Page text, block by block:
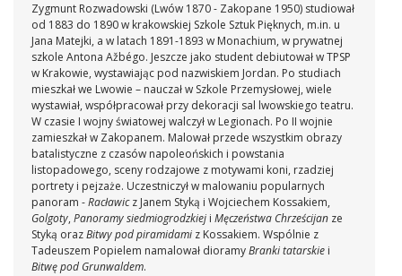
Zygmunt Rozwadowski (Lwów 1870 - Zakopane 1950) studiował
od 1883 do 1890 w krakowskiej Szkole Sztuk Pięknych, m.in. u
Jana Matejki, a w latach 1891-1893 w Monachium, w prywatnej
szkole Antona Ažbégo. Jeszcze jako student debiutował w TPSP
w Krakowie, wystawiając pod nazwiskiem Jordan. Po studiach
mieszkał we Lwowie – nauczał w Szkole Przemysłowej, wiele
wystawiał, współpracował przy dekoracji sal lwowskiego teatru.
W czasie I wojny światowej walczył w Legionach. Po II wojnie
zamieszkał w Zakopanem. Malował przede wszystkim obrazy
batalistyczne z czasów napoleońskich i powstania
listopadowego, sceny rodzajowe z motywami koni, rzadziej
portrety i pejzaże. Uczestniczył w malowaniu popularnych
panoram -Racławicz Janem Styką i Wojciechem Kossakiem,
Golgoty, Panoramy siedmiogrodzkiej i Męczeństwa Chrześcijan ze
Styką orazBitwy pod piramidami z Kossakiem. Wspólnie z
Tadeuszem Popielem namalował dioramyBranki tatarskie i
Bitwę pod Grunwaldem.